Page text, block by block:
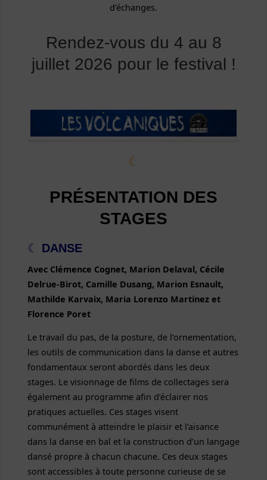
d’échanges.
Rendez-vous du 4 au 8
juillet 2026 pour le festival !
☾
PRÉSENTATION DES
STAGES
☾ DANSE
Avec Clémence Cognet, Marion Delaval, Cécile
Delrue-Birot, Camille Dusang, Marion Esnault,
Mathilde Karvaix, Maria Lorenzo Martinez et
Florence Poret
Le travail du pas, de la posture, de l’ornementation,
les outils de communication dans la danse et autres
fondamentaux seront abordés dans les deux
stages. Le visionnage de films de collectages sera
également au programme afin d’éclairer nos
pratiques actuelles. Ces stages visent
communément à atteindre le plaisir et l’aisance
dans la danse en bal et la construction d’un langage
dansé propre à chacun chacune. Ces deux stages
sont accessibles à toute personne curieuse de se